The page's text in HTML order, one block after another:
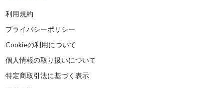
利用規約
プライバシーポリシー
Cookieの利用について
個人情報の取り扱いについて
特定商取引法に基づく表示